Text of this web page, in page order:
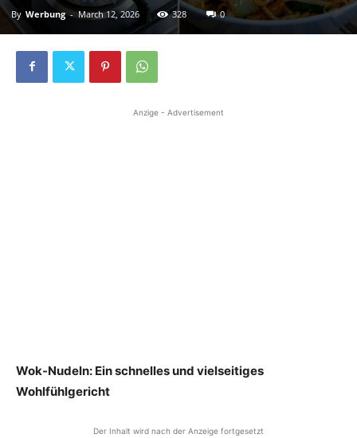
By Werbung - March 12, 2026 328 0
Anzige - Advertisement
Wok-Nudeln: Ein schnelles und vielseitiges
Wohlfühlgericht
Der Inhalt wird nach der Anzeige fortgesetzt